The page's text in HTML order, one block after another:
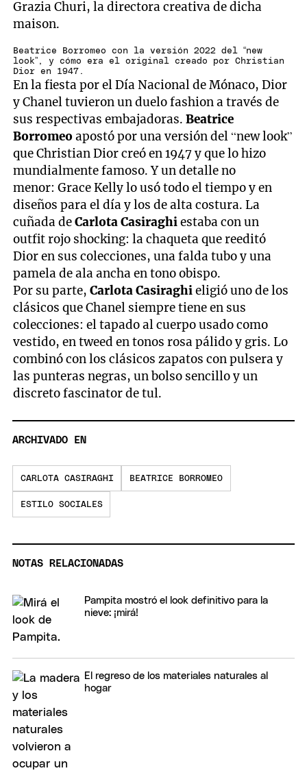
Grazia Churi, la directora creativa de dicha
maison.
Beatrice Borromeo con la versión 2022 del “new
look”, y cómo era el original creado por Christian
Dior en 1947.
En la fiesta por el Día Nacional de Mónaco, Dior
y Chanel tuvieron un duelo fashion a través de
sus respectivas embajadoras.Beatrice
Borromeoapostó por una versión del “new look”
que Christian Dior creó en 1947 y que lo hizo
mundialmente famoso. Y un detalle no
menor: Grace Kelly lo usó todo el tiempo y en
diseños para el día y los de alta costura. La
cuñada deCarlota Casiraghiestaba con un
outfit rojo shocking: la chaqueta que reeditó
Dior en sus colecciones, una falda tubo y una
pamela de ala ancha en tono obispo.
Por su parte, Carlota Casiraghieligió uno de los
clásicos que Chanel siempre tiene en sus
colecciones: el tapado al cuerpo usado como
vestido, en tweed en tonos rosa pálido y gris. Lo
combinó con los clásicos zapatos con pulsera y
las punteras negras, un bolso sencillo y un
discreto fascinator de tul.
ARCHIVADO EN
CARLOTA CASIRAGHI BEATRICE BORROMEO
ESTILO SOCIALES
NOTAS RELACIONADAS
Pampita mostró el look definitivo para la
nieve: ¡mirá!
El regreso de los materiales naturales al
hogar